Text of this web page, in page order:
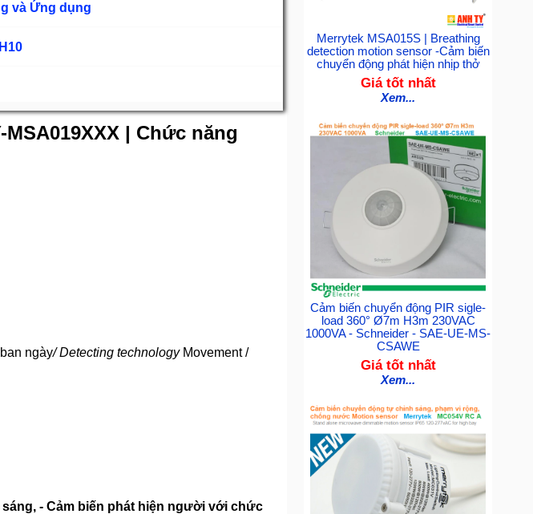
và Ứng dụng
| Chức năng
ngày/ Detecting technologyMovement /
- Cảm biến phát hiện người với chức
Merrytek MSA015S | Breathing
detection motion sensor -Cảm biến
chuyển động phát hiện nhịp thở
Giá tốt nhất
Xem...
Cảm biến chuyển động PIR sigle-
load 360° Ø7m H3m 230VAC
1000VA - Schneider - SAE-UE-MS-
CSAWE
Giá tốt nhất
Xem...